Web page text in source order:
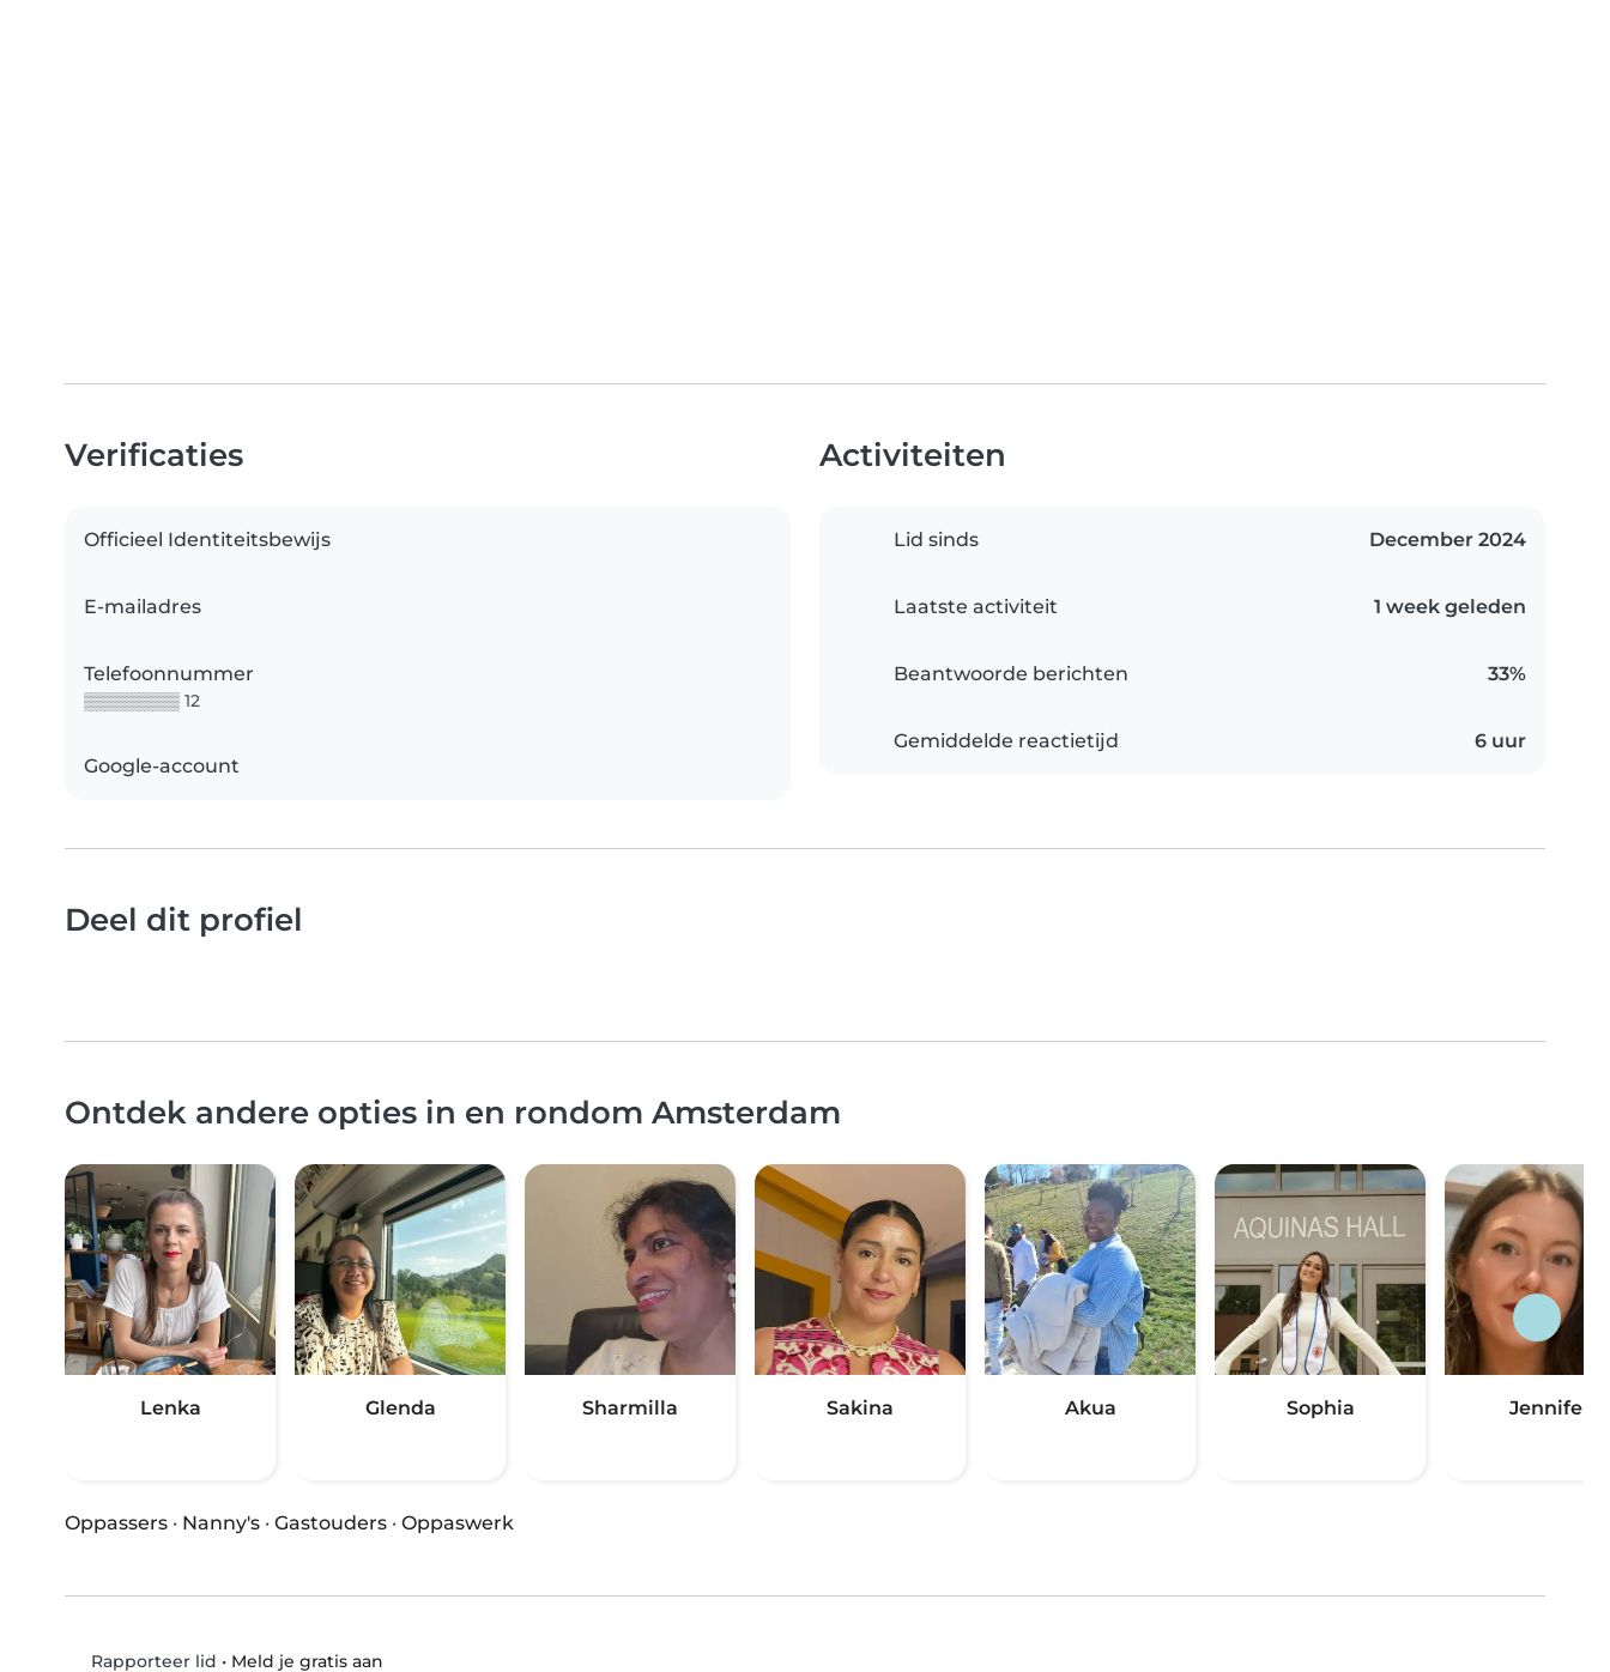
Verificaties
Officieel Identiteitsbewijs
E-mailadres
Telefoonnummer
▒▒▒▒▒▒▒▒ 12
Google-account
Activiteiten
Lid sinds December 2024
Laatste activiteit 1 week geleden
Beantwoorde berichten 33%
Gemiddelde reactietijd 6 uur
Deel dit profiel
Ontdek andere opties in en rondom Amsterdam
Lenka Glenda Sharmilla Sakina Akua Sophia
Jennifer
Oppassers · Nanny's · Gastouders · Oppaswerk
Rapporteer lid • Meld je gratis aan